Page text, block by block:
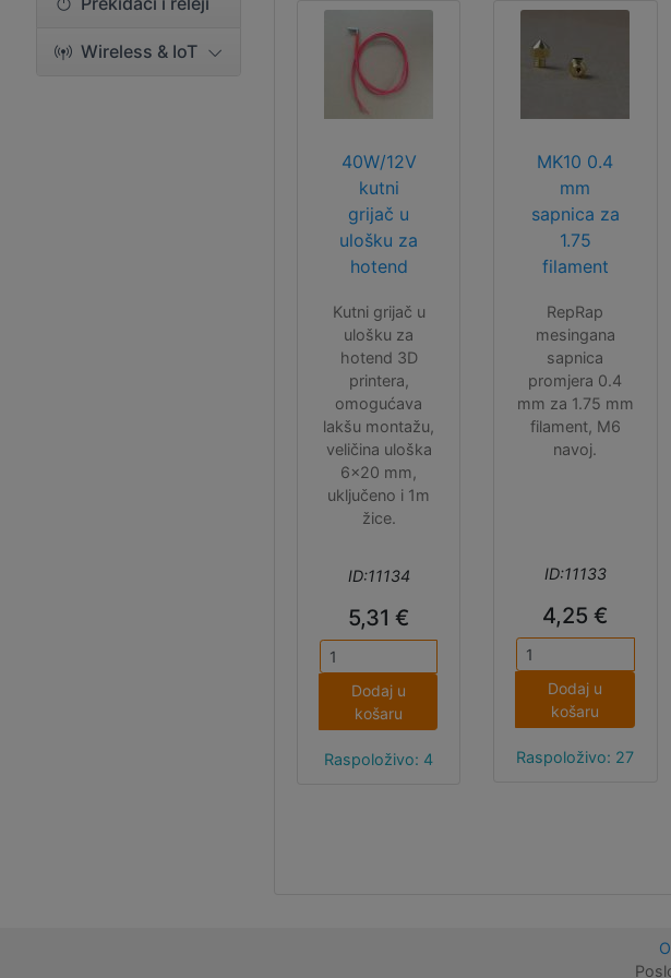
Wireless & IoT
40W/12V
kutni
grijač u
ulošku za
hotend
Kutni grijač u
ulošku za
hotend 3D
printera,
omogućava
lakšu montažu,
veličina uloška
6x20 mm,
uključeno i 1m
žice.
ID:11134
5,31 €
Dodaj u
košaru
Raspoloživo: 4
MK10 0.4
mm
sapnica za
1.75
filament
RepRap
mesingana
sapnica
promjera 0.4
mm za 1.75 mm
filament, M6
navoj.
ID:11133
4,25 €
Dodaj u
košaru
Raspoloživo: 27